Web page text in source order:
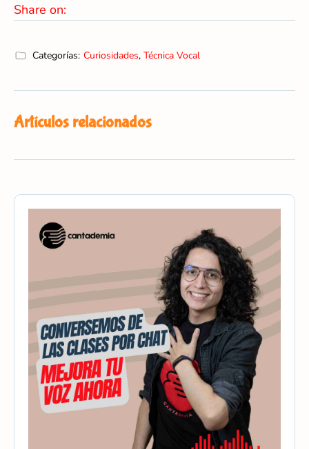
Share on:
Categorías: Curiosidades, Técnica Vocal
Artículos relacionados